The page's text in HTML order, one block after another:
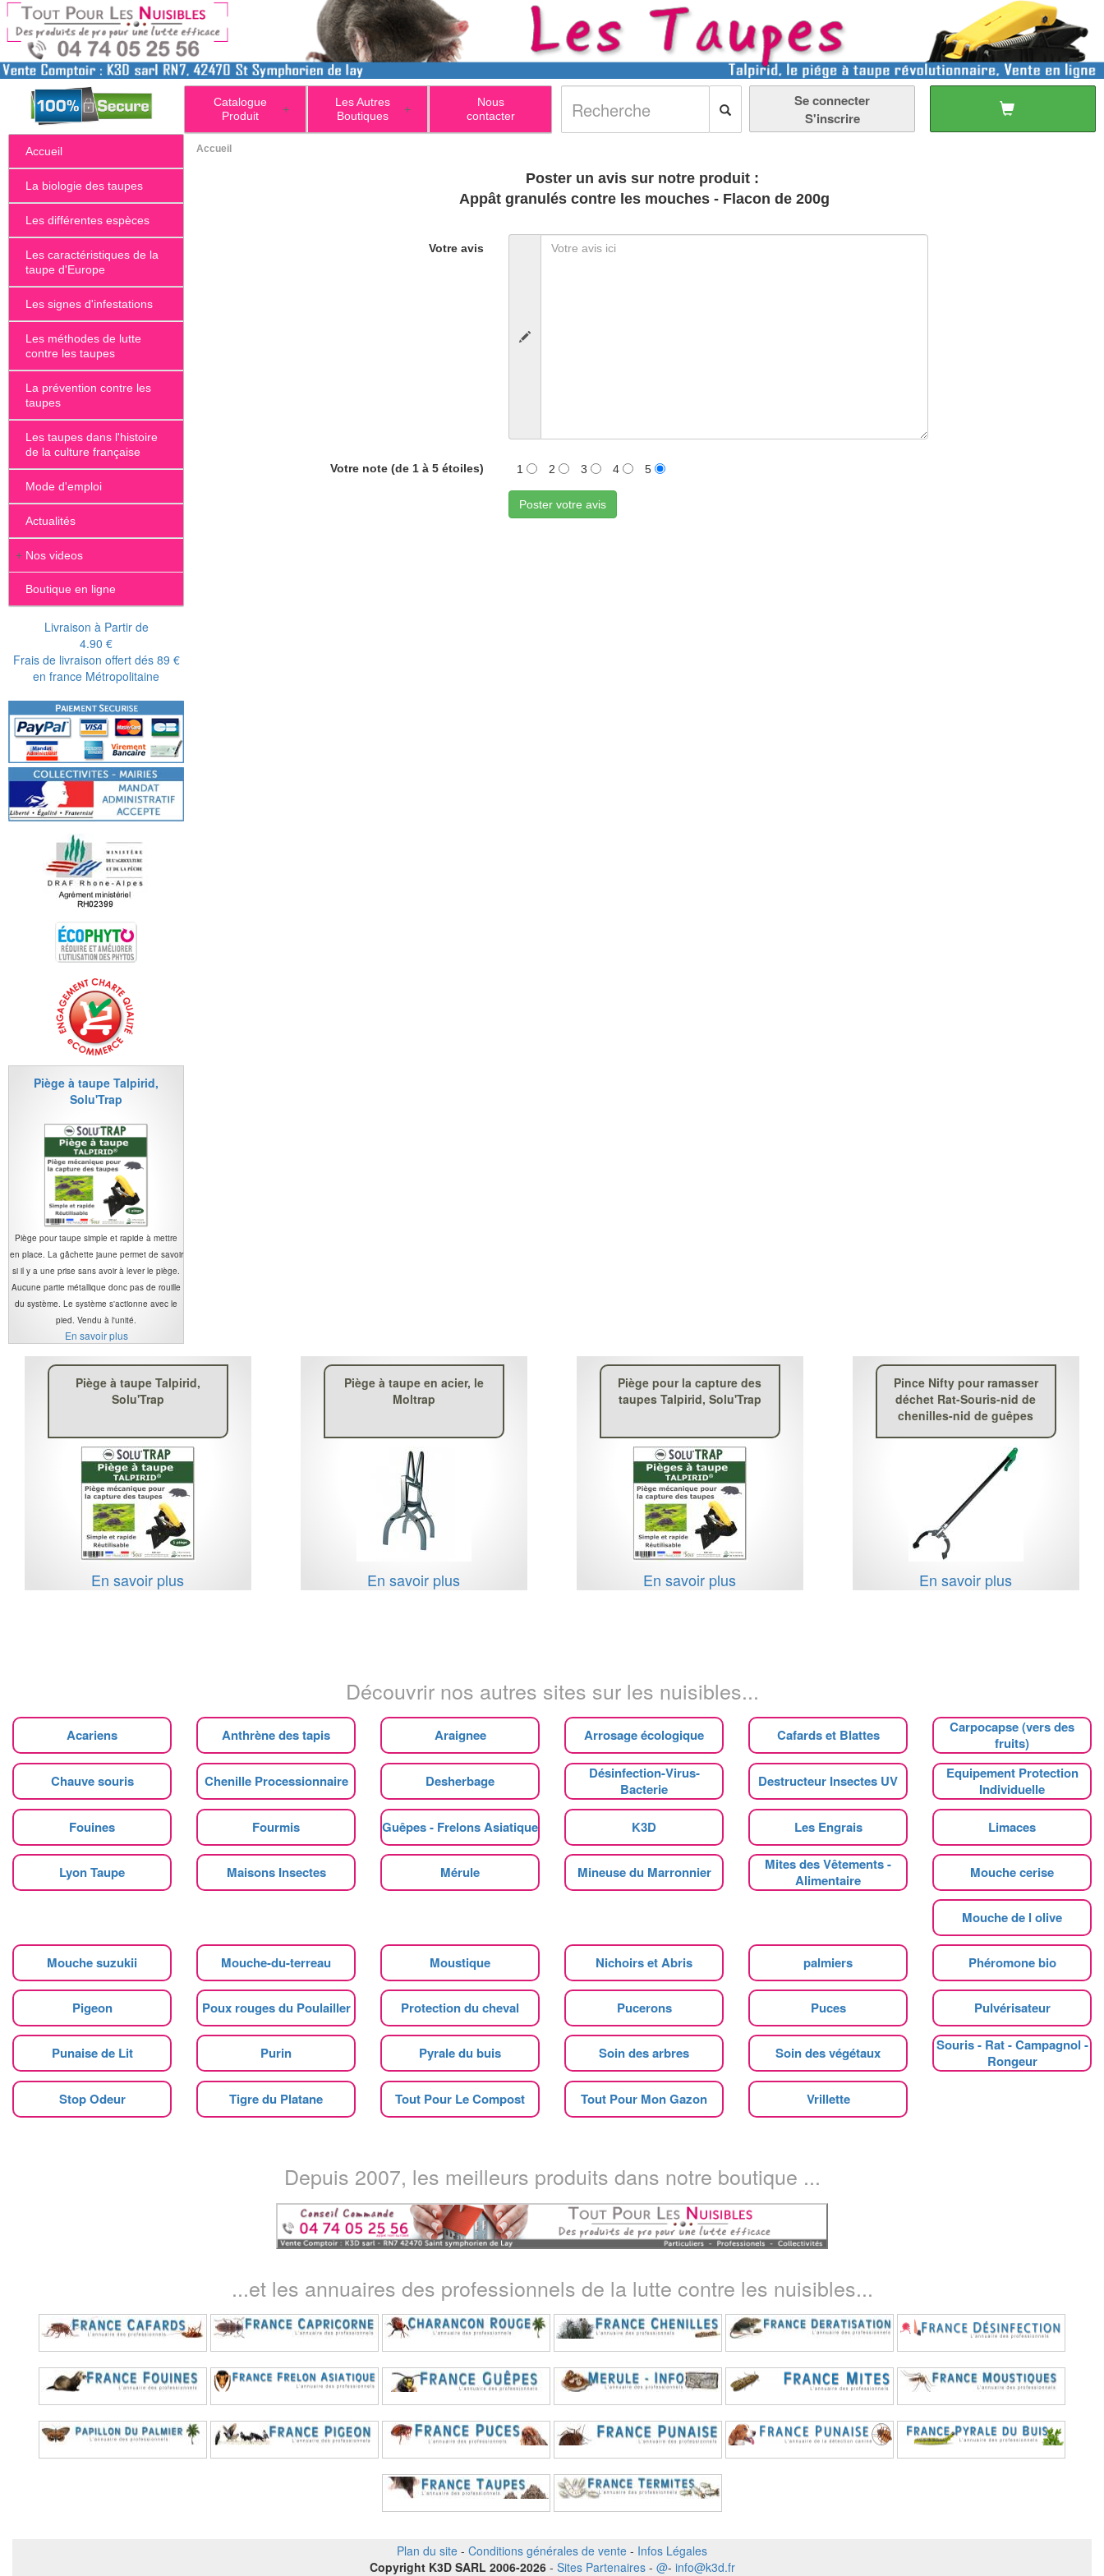
+
Catalogue
Produit
+
Les Autres
Boutiques
Nous
contacter
Se connecter
S'inscrire
Accueil
La biologie des taupes
Les différentes espèces
Les caractéristiques de la
taupe d'Europe
Les signes d'infestations
Les méthodes de lutte
contre les taupes
La prévention contre les
taupes
Les taupes dans l'histoire
de la culture française
Mode d'emploi
Actualités
+ Nos videos
Boutique en ligne
Livraison à Partir de
4.90 €
Frais de livraison offert dés 89 €
en france Métropolitaine
Piège à taupe Talpirid,
Solu'Trap
Piège pour taupe simple et rapide à mettre
en place. La gâchette jaune permet de savoir
si il y a une prise sans avoir à lever le piège.
Aucune partie métallique donc pas de rouille
du système. Le système s'actionne avec le
pied. Vendu à l'unité.
En savoir plus
Accueil
Poster un avis sur notre produit :
Appât granulés contre les mouches - Flacon de 200g
Votre avis
Votre note (de 1 à 5 étoiles) 1 2 3 4 5
Poster votre avis
Piège à taupe Talpirid,
Solu'Trap
En savoir plus
Piège à taupe en acier, le
Moltrap
En savoir plus
Piège pour la capture des
taupes Talpirid, Solu'Trap
En savoir plus
Pince Nifty pour ramasser
déchet Rat-Souris-nid de
chenilles-nid de guêpes
En savoir plus
Découvrir nos autres sites sur les nuisibles...
Acariens Anthrène des tapis Araignee Arrosage écologique Cafards et Blattes
Carpocapse (vers des
fruits)
Chauve souris Chenille Processionnaire Desherbage
Désinfection-Virus-
Bacterie
Destructeur Insectes UV
Equipement Protection
Individuelle
Fouines Fourmis Guêpes - Frelons Asiatique K3D Les Engrais Limaces
Lyon Taupe Maisons Insectes Mérule Mineuse du Marronnier
Mites des Vêtements -
Alimentaire
Mouche cerise
Mouche de l olive
Mouche suzukii Mouche-du-terreau Moustique Nichoirs et Abris palmiers Phéromone bio
Pigeon Poux rouges du Poulailler Protection du cheval Pucerons Puces Pulvérisateur
Punaise de Lit Purin Pyrale du buis Soin des arbres Soin des végétaux
Souris - Rat - Campagnol -
Rongeur
Stop Odeur Tigre du Platane Tout Pour Le Compost Tout Pour Mon Gazon Vrillette
Depuis 2007, les meilleurs produits dans notre boutique ...
...et les annuaires des professionnels de la lutte contre les nuisibles...
Plan du site - Conditions générales de vente - Infos Légales
Copyright K3D SARL 2006-2026 - Sites Partenaires- @- info@k3d.fr